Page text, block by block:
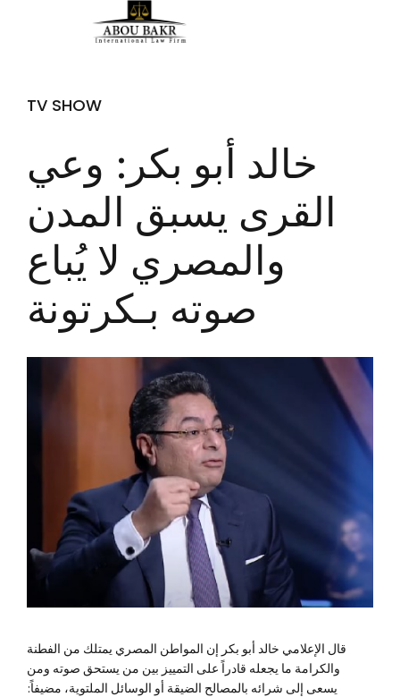
TV SHOW
خالد أبو بكر: وعي
القرى يسبق المدن
والمصري لا يُباع
صوته بـكرتونة
قال الإعلامي خالد أبو بكر إن المواطن المصري يمتلك من الفطنة
والكرامة ما يجعله قادراً على التمييز بين من يستحق صوته ومن
يسعى إلى شرائه بالمصالح الضيقة أو الوسائل الملتوية، مضيفاً: